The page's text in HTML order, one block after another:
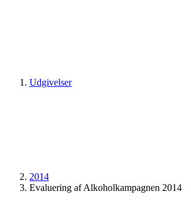
Udgivelser
2014
Evaluering af Alkoholkampagnen 2014